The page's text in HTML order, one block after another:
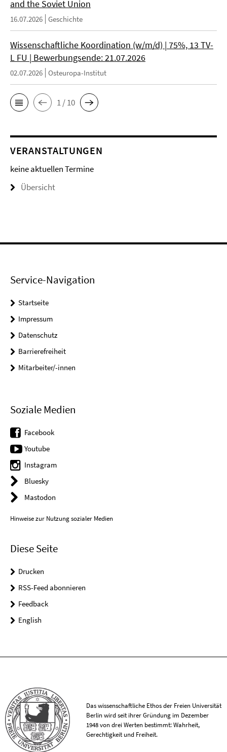
and the Soviet Union
16.07.2026 Geschichte
Wissenschaftliche Koordination (w/m/d) | 75%, 13 TV-
L FU | Bewerbungsende: 21.07.2026
02.07.2026 Osteuropa-Institut
1 / 10
VERANSTALTUNGEN
keine aktuellen Termine
Übersicht
Service-Navigation
Startseite
Impressum
Datenschutz
Barrierefreiheit
Mitarbeiter/-innen
Soziale Medien
Facebook
Youtube
Instagram
Bluesky
Mastodon
Hinweise zur Nutzung sozialer Medien
Diese Seite
Drucken
RSS-Feed abonnieren
Feedback
English
Das wissenschaftliche Ethos der Freien Universität
Berlin wird seit ihrer Gründung im Dezember
1948 von drei Werten bestimmt: Wahrheit,
Gerechtigkeit und Freiheit.